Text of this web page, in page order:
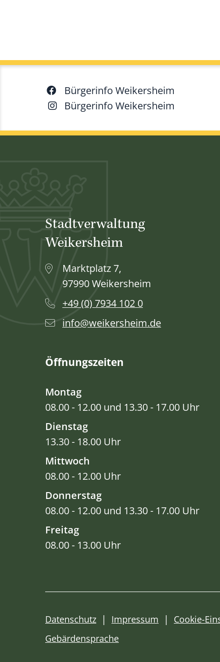
Bürgerinfo Weikersheim
Bürgerinfo Weikersheim
Stadtverwaltung
Weikersheim
Marktplatz 7,
97990 Weikersheim
+49 (0) 7934 102 0
info@weikersheim.de
Öffnungszeiten
Montag
08.00 - 12.00 und 13.30 - 17.00 Uhr
Dienstag
13.30 - 18.00 Uhr
Mittwoch
08.00 - 12.00 Uhr
Donnerstag
08.00 - 12.00 und 13.30 - 17.00 Uhr
Freitag
08.00 - 13.00 Uhr
Datenschutz Impressum Cookie-
Gebärdensprache